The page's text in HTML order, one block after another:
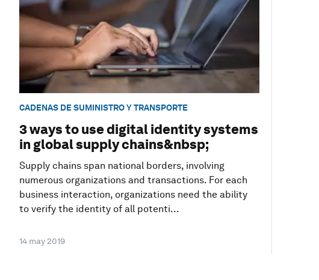
CADENAS DE SUMINISTRO Y TRANSPORTE
3 ways to use digital identity systems
in global supply chains&nbsp;
Supply chains span national borders, involving
numerous organizations and transactions. For each
business interaction, organizations need the ability
to verify the identity of all potenti...
14 may 2019